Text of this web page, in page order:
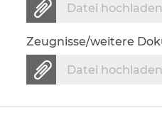
Datei hochladen
Zeugnisse/weitere
Datei hochladen